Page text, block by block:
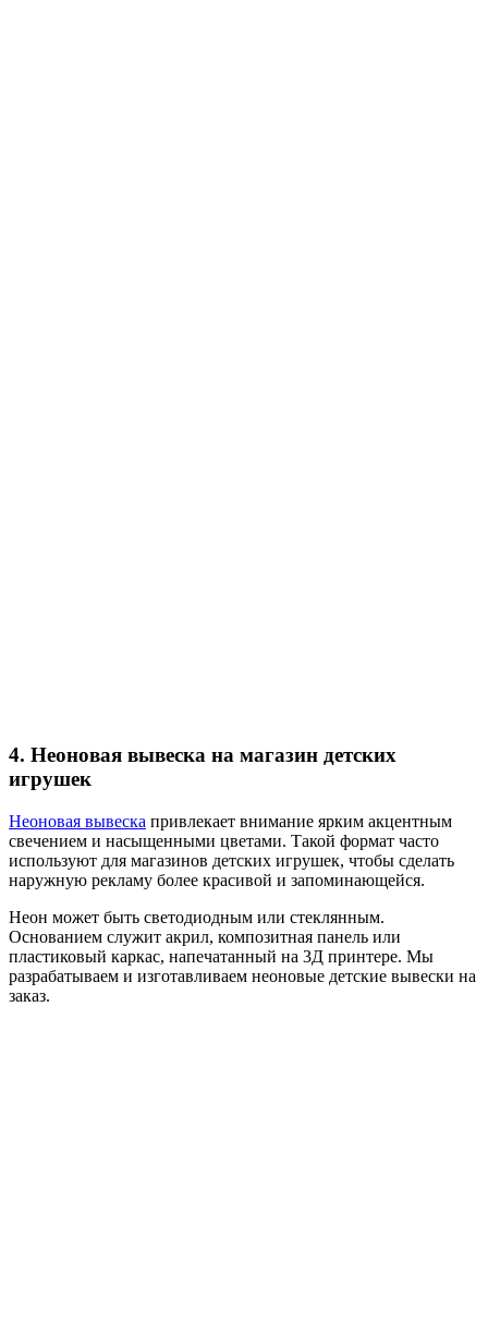
4. Неоновая вывеска на магазин детских
игрушек
Неоновая вывеска привлекает внимание ярким акцентным
свечением и насыщенными цветами. Такой формат часто
используют для магазинов детских игрушек, чтобы сделать
наружную рекламу более красивой и запоминающейся.
Неон может быть светодиодным или стеклянным.
Основанием служит акрил, композитная панель или
пластиковый каркас, напечатанный на 3Д принтере. Мы
разрабатываем и изготавливаем неоновые детские вывески на
заказ.